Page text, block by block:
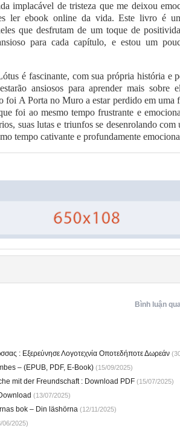
implacável de tristeza que me deixou
ler ebook online da vida. Este livro é
que desfrutam de um toque de
para cada capítulo, e estou um
é fascinante, com sua própria história e
ansiosos para aprender mais sobre
foi A Porta no Muro a estar perdido em uma
foi ao mesmo tempo frustrante e
suas lutas e triunfos se desenrolando com
tempo cativante e profundamente
Bình luận
: Εξερεύνησε Λογοτεχνία Οποτεδήποτε Δωρεάν
– (EPUB, PDF, E-Book)(15/09/2025)
mit der Freundschaft : Download PDF(15/07/2025)
(13/07/2025)
bok – Din läshörna (12/11/2025)
2025)